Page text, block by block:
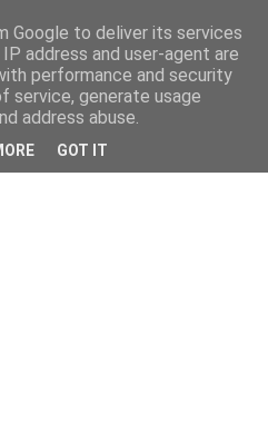
Google to deliver its services
address and user-agent are
performance and security
service, generate usage
address abuse.
GOT IT